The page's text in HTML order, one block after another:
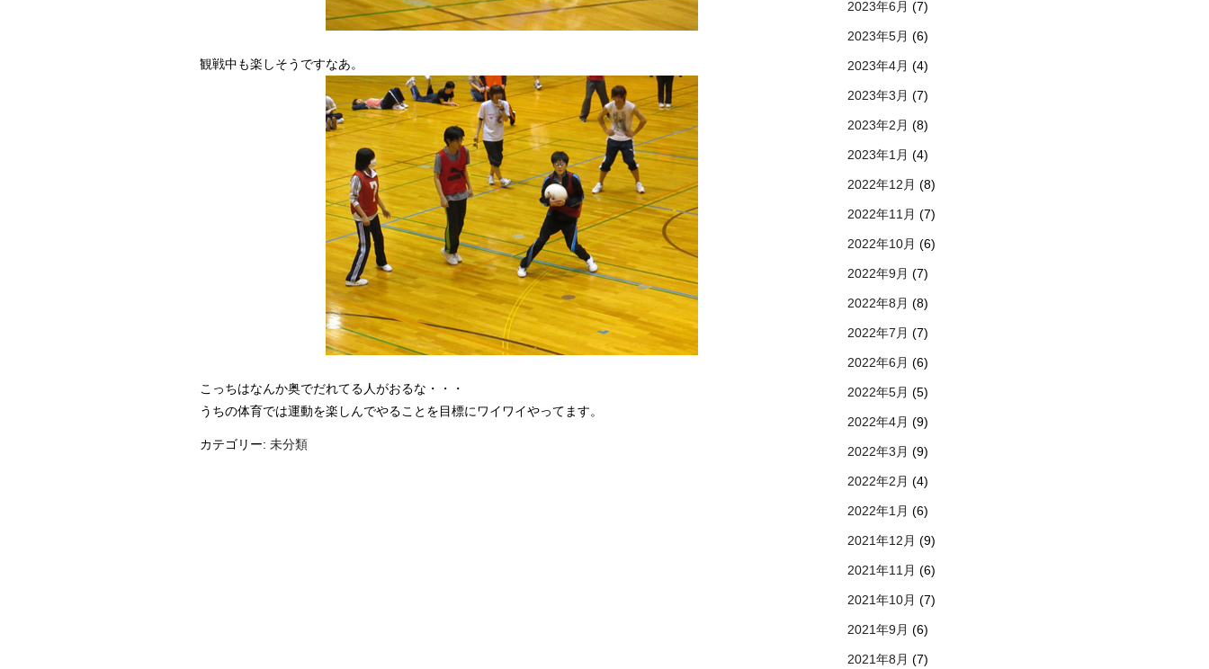
観戦中も楽しそうですなあ。
こっちはなんか奥でだれてる人がおるな・・・
うちの体育では運動を楽しんでやることを目標にワイワイやってます。
カテゴリー: 未分類
2023年6月 (7)
2023年5月 (6)
2023年4月 (4)
2023年3月 (7)
2023年2月 (8)
2023年1月 (4)
2022年12月 (8)
2022年11月 (7)
2022年10月 (6)
2022年9月 (7)
2022年8月 (8)
2022年7月 (7)
2022年6月 (6)
2022年5月 (5)
2022年4月 (9)
2022年3月 (9)
2022年2月 (4)
2022年1月 (6)
2021年12月 (9)
2021年11月 (6)
2021年10月 (7)
2021年9月 (6)
2021年8月 (7)